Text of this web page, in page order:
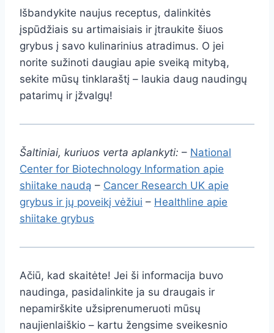
Išbandykite naujus receptus, dalinkitės
įspūdžiais su artimaisiais ir įtraukite šiuos
grybus į savo kulinarinius atradimus. O jei
norite sužinoti daugiau apie sveiką mitybą,
sekite mūsų tinklaraštį – laukia daug naudingų
patarimų ir įžvalgų!
Šaltiniai, kuriuos verta aplankyti: – National
Center for Biotechnology Information apie
shiitake naudą – Cancer Research UK apie
grybus ir jų poveikį vėžiui – Healthline apie
shiitake grybus
Ačiū, kad skaitėte! Jei ši informacija buvo
naudinga, pasidalinkite ja su draugais ir
nepamirškite užsiprenumeruoti mūsų
naujienlaiškio – kartu žengsime sveikesnio